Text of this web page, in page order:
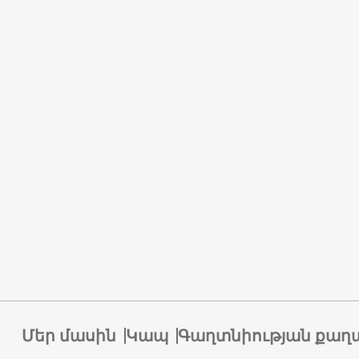
Մեր մասին Կապ Գաղտնիության